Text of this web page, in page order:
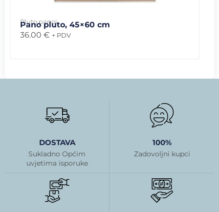
Pluto panoi
Pano pluto, 45×60 cm
36.00 € + PDV
DOSTAVA
Sukladno Općim
uvjetima isporuke
100%
Zadovoljni kupci